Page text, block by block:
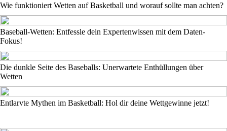
Wie funktioniert Wetten auf Basketball und worauf sollte man achten?
Baseball-Wetten: Entfessle dein Expertenwissen mit dem Daten-
Fokus!
Die dunkle Seite des Baseballs: Unerwartete Enthüllungen über
Wetten
Entlarvte Mythen im Basketball: Hol dir deine Wettgewinne jetzt!